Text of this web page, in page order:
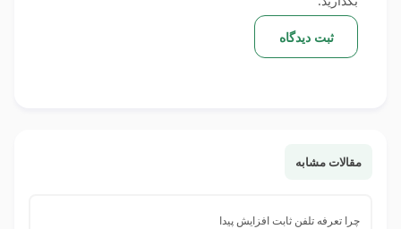
ثبت دیدگاه
مقالات مشابه
چرا تعرفه تلفن ثابت افزایش پیدا